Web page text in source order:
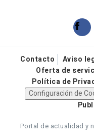
Contacto Aviso
Oferta de
Política de
Configuración de
Portal de actualidad y